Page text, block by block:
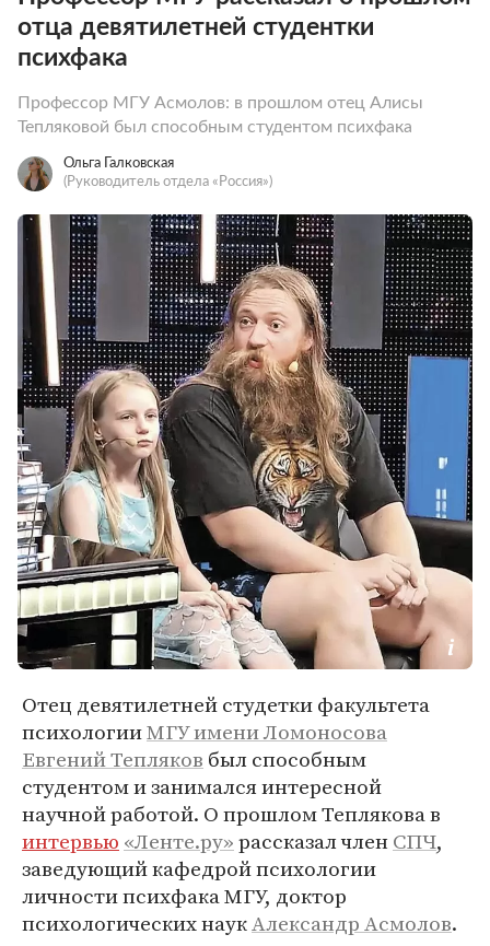
отца девятилетней студентки
психфака
Профессор МГУ Асмолов: в прошлом отец Алисы
Тепляковой был способным студентом психфака
Ольга Галковская
(Руководитель отдела «Россия»)
Отец девятилетней студетки факультета
психологииМГУ имени Ломоносова
Евгений Тепляков был способным
студентом и занимался интересной
научной работой. О прошлом Теплякова в
интервью «Ленте.ру»рассказал членСПЧ,
заведующий кафедрой психологии
личности психфака МГУ, доктор
психологических наукАлександр Асмолов.